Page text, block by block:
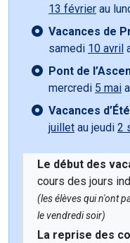
13 février au
Vacances de
samedi 10 avril
Pont de
mercredi 5 mai
Vacances
juillet au jeudi 2
Le début des
cours des jours
(les élèves qui n'ont
le vendredi soir)
La reprise des